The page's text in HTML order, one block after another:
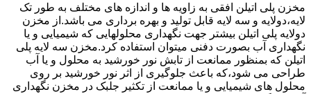
مخزن پلی اتیلن افقی به زاویه ها و اندازه های مختلف به طور تک
لایه،دولایه و سه لایه قابل تولید و بهره برداری می باشد.از مخزن
دولایه پلی اتیلن بیشتر جهت نگهداری محلولهایی که شیمیایی و یا
نگهداری آب بصورت دفنی میتوان استفاده کرد.مخزن سه لایه پلی
اتیلن که بمنظور ممانعت از تابش نور خورشید به محلول و یا آب
طراحی می شود،که باعث جلوگیری از اثر نور خورشید بر روی
محلول های شیمیایی و یا ممانعت از تکثیر جلبک در مخزن نگهداری